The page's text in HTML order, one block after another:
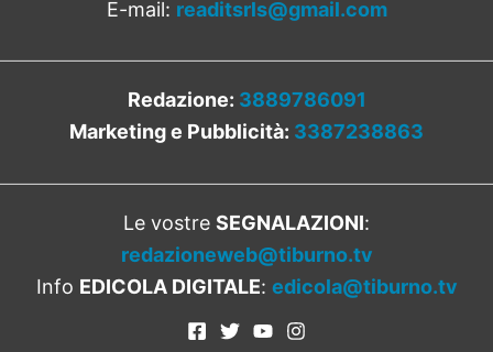
E-mail: readitsrls@gmail.com
Redazione: 3889786091
Marketing e Pubblicità: 3387238863
Le vostre SEGNALAZIONI:
redazioneweb@tiburno.tv
Info EDICOLA DIGITALE: edicola@tiburno.tv